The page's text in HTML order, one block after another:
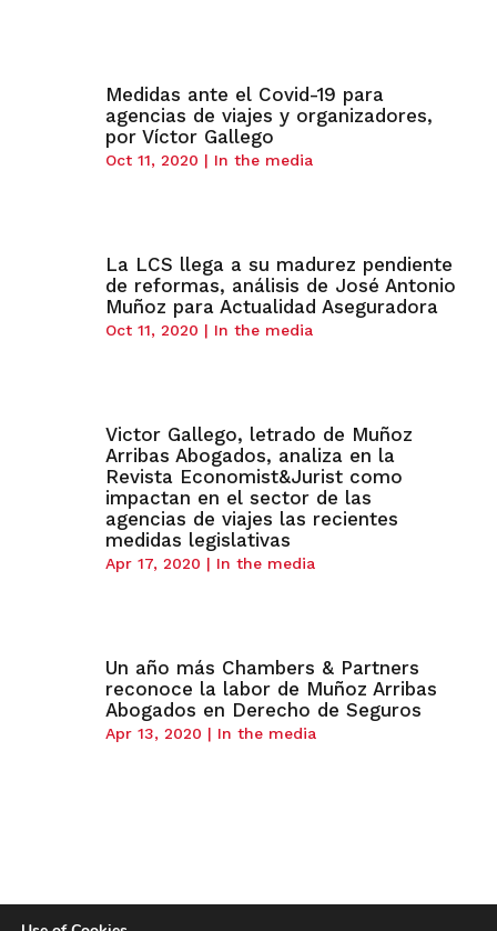
Medidas ante el Covid-19 para
agencias de viajes y organizadores,
por Víctor Gallego
Oct 11, 2020 | In the media
La LCS llega a su madurez pendiente
de reformas, análisis de José Antonio
Muñoz para Actualidad Aseguradora
Oct 11, 2020 | In the media
Victor Gallego, letrado de Muñoz
Arribas Abogados, analiza en la
Revista Economist&Jurist como
impactan en el sector de las
agencias de viajes las recientes
medidas legislativas
Apr 17, 2020 | In the media
Un año más Chambers & Partners
reconoce la labor de Muñoz Arribas
Abogados en Derecho de Seguros
Apr 13, 2020 | In the media